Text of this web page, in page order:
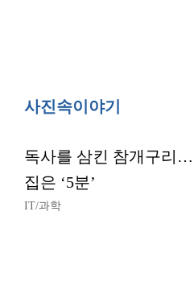
사진속이야기
독사를 삼킨 참개구리
집은 ‘5분’
IT/과학